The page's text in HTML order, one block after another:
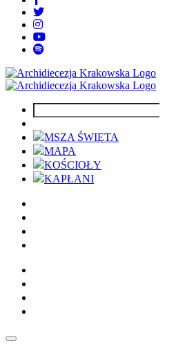
MSZA ŚWIĘTA
MAPA
KOŚCIOŁY
KAPŁANI